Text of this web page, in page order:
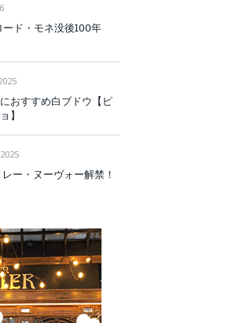
ド・モネ没後100年
おすすめ白ブドウ【ピ
】
ー・ヌーヴォー解禁！